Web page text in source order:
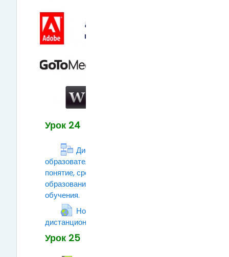
Урок 24
Дистанционное
образовательное пространство —
понятие, среднее и высшее
образование в форме дистанционного
обучения.
Лекция
Нормативные документы о
дистанционном образовании
Урок 25